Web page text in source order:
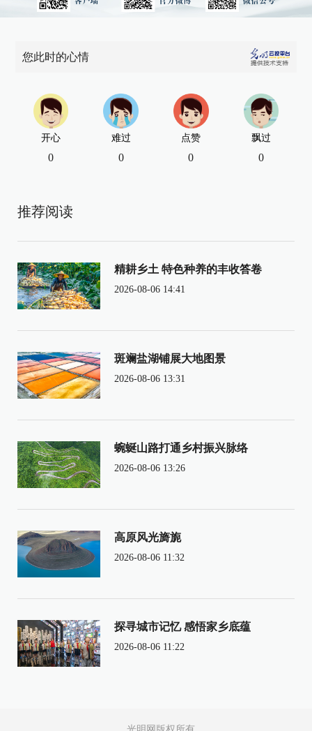
您此时的心情
开心
0
难过
0
点赞
0
飘过
0
推荐阅读
精耕乡土 特色种养的丰收答卷
2026-08-06 14:41
斑斓盐湖铺展大地图景
2026-08-06 13:31
蜿蜒山路打通乡村振兴脉络
2026-08-06 13:26
高原风光旖旎
2026-08-06 11:32
探寻城市记忆 感悟家乡底蕴
2026-08-06 11:22